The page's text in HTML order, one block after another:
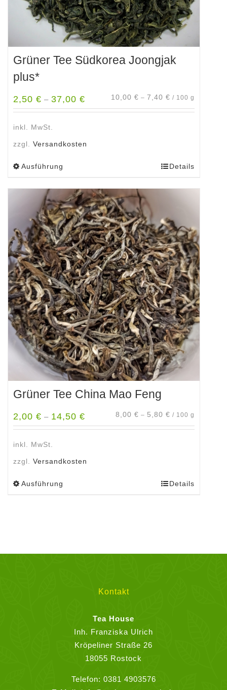
werden
Grüner Tee Südkorea Joongjak
plus*
2,50 € – 37,00 € 10,00 € – 7,40 € / 100 g
inkl. MwSt.
zzgl. Versandkosten
Ausführung
weist
mehrere
Varianten
auf.
Die
Optionen
können
auf
der
Produktseite
gewählt
werden
Details
Grüner Tee China Mao Feng
2,00 € – 14,50 € 8,00 € – 5,80 € / 100 g
inkl. MwSt.
zzgl. Versandkosten
Ausführung
Produktseite
gewählt
werden
Details
Kontakt
Tea House
Inh. Franziska Ulrich
Kröpeliner Straße 26
18055 Rostock
Telefon: 0381 4903576